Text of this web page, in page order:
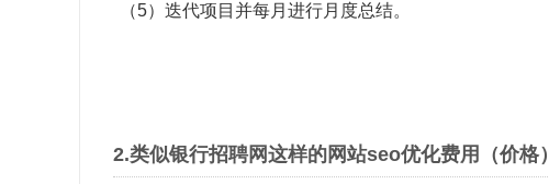
（5）迭代项目并每月进行月度总结。
2.类似银行招聘网这样的网站seo优化费用（价格）